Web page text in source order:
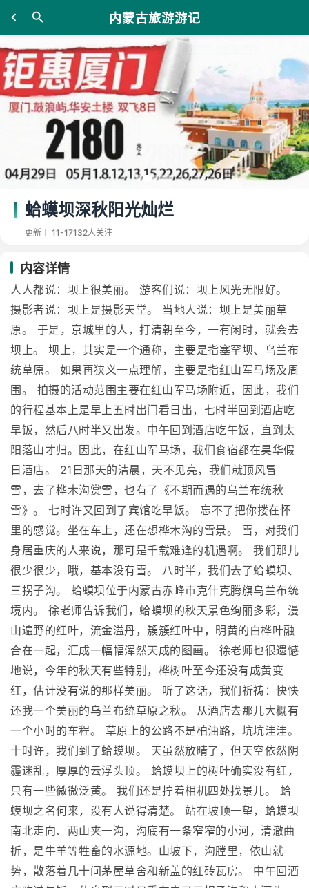
内蒙古旅游游记
蛤蟆坝深秋阳光灿烂
更新于 11-17132人关注
内容详情
人人都说：坝上很美丽。 游客们说：坝上风光无限好。
摄影者说：坝上是摄影天堂。 当地人说：坝上是美丽草
原。 于是，京城里的人，打清朝至今，一有闲时，就会去
坝上。 坝上，其实是一个通称，主要是指塞罕坝、乌兰布
统草原。 如果再狭义一点理解，主要是指红山军马场及周
围。 拍摄的活动范围主要在红山军马场附近，因此，我们
的行程基本上是早上五时出门看日出，七时半回到酒店吃
早饭，然后八时半又出发。中午回到酒店吃午饭，直到太
阳落山才归。因此，在红山军马场，我们食宿都在昊华假
日酒店。 21日那天的清晨，天不见亮，我们就顶风冒
雪，去了桦木沟赏雪，也有了《不期而遇的乌兰布统秋
雪》。 七时许又回到了宾馆吃早饭。 忘不了把你搂在怀
里的感觉。坐在车上，还在想桦木沟的雪景。 雪，对我们
身居重庆的人来说，那可是千载难逢的机遇啊。 我们那儿
很少很少，哦，基本没有雪。 八时半，我们去了蛤蟆坝、
三拐子沟。 蛤蟆坝位于内蒙古赤峰市克什克腾旗乌兰布统
境内。 徐老师告诉我们，蛤蟆坝的秋天景色绚丽多彩，漫
山遍野的红叶，流金溢丹，簇簇红叶中，明黄的白桦叶融
合在一起，汇成一幅幅浑然天成的图画。 徐老师也很遗憾
地说，今年的秋天有些特别，桦树叶至今还没有成黄变
红，估计没有说的那样美丽。 听了这话，我们祈祷：快快
还我一个美丽的乌兰布统草原之秋。 从酒店去那儿大概有
一个小时的车程。 草原上的公路不是柏油路，坑坑洼洼。
十时许，我们到了蛤蟆坝。 天虽然放晴了，但天空依然阴
霾迷乱，厚厚的云浮头顶。 蛤蟆坝上的树叶确实没有红，
只有一些微微泛黄。 我们还是拧着相机四处找景儿。 蛤
蟆坝之名何来，没有人说得清楚。 站在坡顶一望，蛤蟆坝
南北走向、两山夹一沟，沟底有一条窄窄的小河，清澈曲
折，是牛羊等牲畜的水源地。山坡下，沟膛里，依山就
势，散落着几十间茅屋草舍和新盖的红砖瓦房。 中午回酒